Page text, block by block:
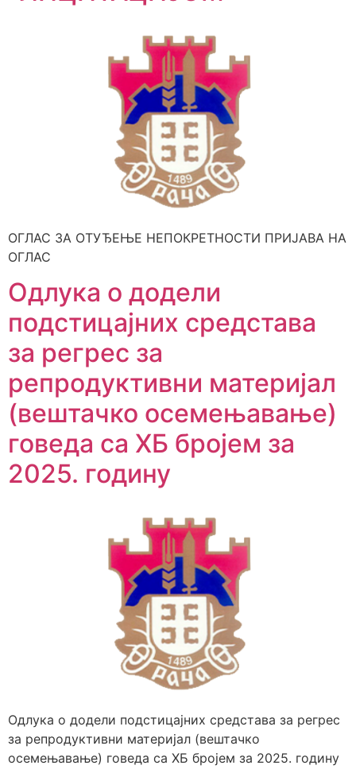
ОГЛАС ЗА ОТУЂЕЊЕ НЕПОКРЕТНОСТИ ПРИЈАВА НА
ОГЛАС
Одлука о додели
подстицајних средстава
за регрес за
репродуктивни материјал
(вештачко осемењавање)
говеда са ХБ бројем за
2025. годину
Одлука о додели подстицајних средстава за регрес
за репродуктивни материјал (вештачко
осемењавање) говеда са ХБ бројем за 2025. годину